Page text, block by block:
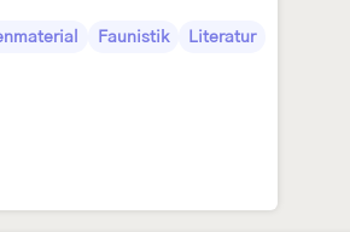
Faunistik Literatur